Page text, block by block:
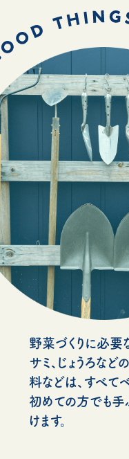
野菜づくりに必要
サミ、じょうろな
料などは、すべて
初めての方でも手
けます。